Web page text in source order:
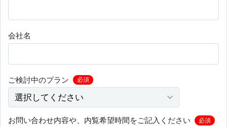
会社名
ご検討中のプラン 必須
お問い合わせ内容や、内覧希望時間をご記入ください 必須